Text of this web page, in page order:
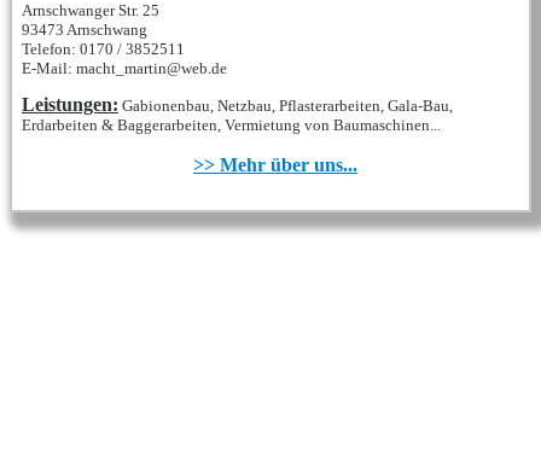
Arnschwanger Str. 25
93473 Arnschwang
Telefon: 0170 / 3852511
E-Mail: macht_martin@web.de
Leistungen: Gabionenbau, Netzbau, Pflasterarbeiten, Gala-Bau,
Erdarbeiten & Baggerarbeiten, Vermietung von Baumaschinen...
>> Mehr über uns...